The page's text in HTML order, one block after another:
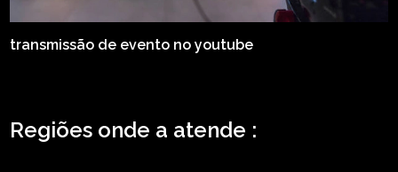
transmissão de evento no youtube
Regiões onde a atende :